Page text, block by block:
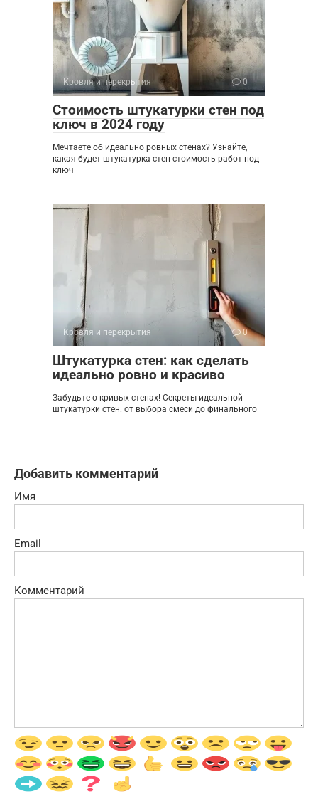
Кровля и перекрытия 0
Стоимость штукатурки стен под
ключ в 2024 году
Мечтаете об идеально ровных стенах? Узнайте,
какая будет штукатурка стен стоимость работ под
ключ
Кровля и перекрытия 0
Штукатурка стен: как сделать
идеально ровно и красиво
Забудьте о кривых стенах! Секреты идеальной
штукатурки стен: от выбора смеси до финального
Добавить комментарий
Имя
Email
Комментарий